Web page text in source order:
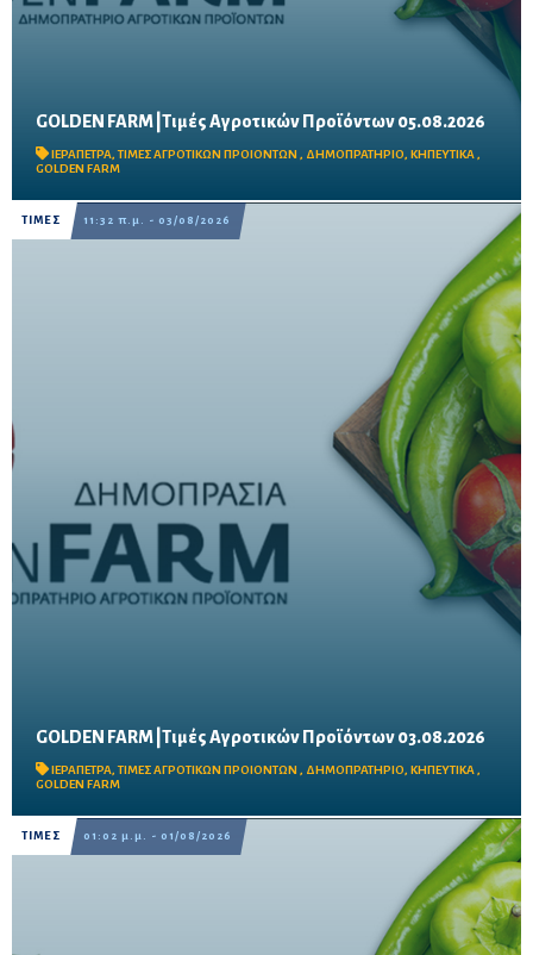
GOLDEN FARM |Τιμές Αγροτικών Προϊόντων 05.08.2026
ΙΕΡΑΠΕΤΡΑ,ΤΙΜΕΣ ΑΓΡΟΤΙΚΩΝ ΠΡΟΙΟΝΤΩΝ , ΔΗΜΟΠΡΑΤΗΡΙΟ, ΚΗΠΕΥΤΙΚΑ,
GOLDEN FARM
ΤΙΜΕΣ 11:32 π.μ. - 03/08/2026
GOLDEN FARM |Τιμές Αγροτικών Προϊόντων 03.08.2026
ΙΕΡΑΠΕΤΡΑ,ΤΙΜΕΣ ΑΓΡΟΤΙΚΩΝ ΠΡΟΙΟΝΤΩΝ , ΔΗΜΟΠΡΑΤΗΡΙΟ, ΚΗΠΕΥΤΙΚΑ ,
GOLDEN FARM
ΤΙΜΕΣ 01:02 μ.μ. - 01/08/2026